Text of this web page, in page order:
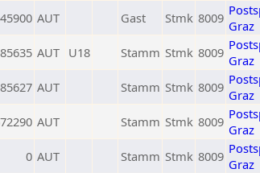
AUT Gast Stmk 8009 Graz
AUT U18 Stamm Stmk 8009 Graz
AUT Stamm Stmk 8009 Graz
AUT Stamm Stmk 8009 Graz
0 AUT Stamm Stmk 8009 Graz